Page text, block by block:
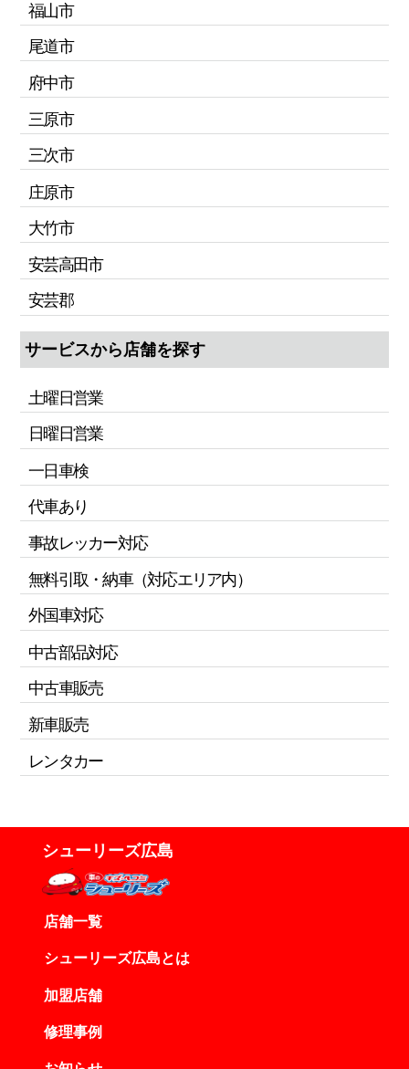
福山市
尾道市
府中市
三原市
三次市
庄原市
大竹市
安芸高田市
安芸郡
サービスから店舗を探す
土曜日営業
日曜日営業
一日車検
代車あり
事故レッカー対応
無料引取・納車（対応エリア内）
外国車対応
中古部品対応
中古車販売
新車販売
レンタカー
シューリーズ広島
修理事例
加盟店舗
シューリーズ広島とは
店舗一覧